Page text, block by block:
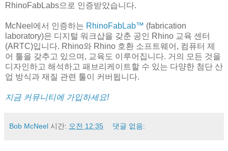
RhinoFabLabs으로 인증받았습니다.
McNeel에서 인증하는 RhinoFabLab™ (fabrication
laboratory)은 디지털 워크샵을 갖춘 공인 Rhino 교육 센터
(ARTC)입니다. Rhino와 Rhino 호환 소프트웨어, 컴퓨터 제
어 툴을 갖추고 있으며, 교육도 이루어집니다. 거의 모든 것을
디자인하고 해석하고 패브리케이트할 수 있는 다양한 첨단 산
업 방식과 재질 관련 툴이 커버됩니다.
지금 커뮤니티에 가입하세요!
Bob McNeel 시간: 오전 12:35 댓글 없음: